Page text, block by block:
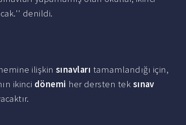
denildi.
ilişkin sınavları tamamlandığı için,
ikinci dönemi her dersten tek sınav